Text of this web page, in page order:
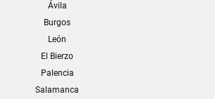
Ávila
Burgos
León
El Bierzo
Palencia
Salamanca